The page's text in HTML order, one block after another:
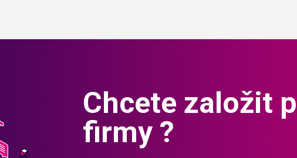
Chcete založit
firmy ?